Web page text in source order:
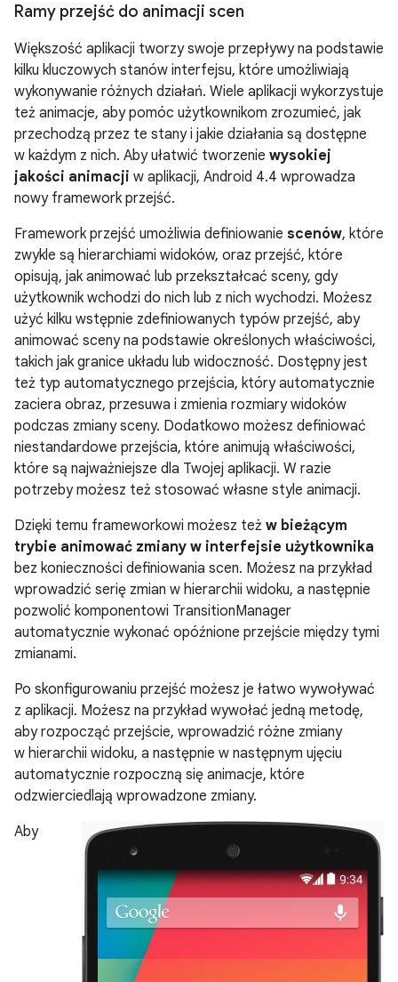
Ramy przejść do animacji scen
Większość aplikacji tworzy swoje przepływy na podstawie
kilku kluczowych stanów interfejsu, które umożliwiają
wykonywanie różnych działań. Wiele aplikacji wykorzystuje
też animacje, aby pomóc użytkownikom zrozumieć, jak
przechodzą przez te stany i jakie działania są dostępne
w każdym z nich. Aby ułatwić tworzenie wysokiej
jakości animacji w aplikacji, Android 4.4 wprowadza
nowy framework przejść.
Framework przejść umożliwia definiowanie scenów, które
zwykle są hierarchiami widoków, oraz przejść, które
opisują, jak animować lub przekształcać sceny, gdy
użytkownik wchodzi do nich lub z nich wychodzi. Możesz
użyć kilku wstępnie zdefiniowanych typów przejść, aby
animować sceny na podstawie określonych właściwości,
takich jak granice układu lub widoczność. Dostępny jest
też typ automatycznego przejścia, który automatycznie
zaciera obraz, przesuwa i zmienia rozmiary widoków
podczas zmiany sceny. Dodatkowo możesz definiować
niestandardowe przejścia, które animują właściwości,
które są najważniejsze dla Twojej aplikacji. W razie
potrzeby możesz też stosować własne style animacji.
Dzięki temu frameworkowi możesz też w bieżącym
trybie animować zmiany w interfejsie użytkownika
bez konieczności definiowania scen. Możesz na przykład
wprowadzić serię zmian w hierarchii widoku, a następnie
pozwolić komponentowi TransitionManager
automatycznie wykonać opóźnione przejście między tymi
zmianami.
Po skonfigurowaniu przejść możesz je łatwo wywoływać
z aplikacji. Możesz na przykład wywołać jedną metodę,
aby rozpocząć przejście, wprowadzić różne zmiany
w hierarchii widoku, a następnie w następnym ujęciu
automatycznie rozpoczną się animacje, które
odzwierciedlają wprowadzone zmiany.
Aby